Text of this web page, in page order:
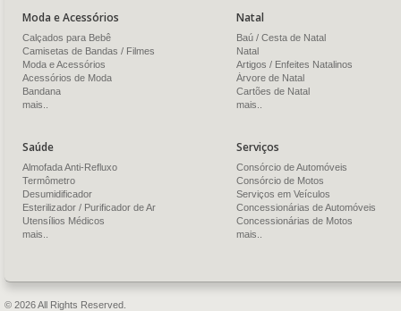
Moda e Acessórios
Calçados para Bebê
Camisetas de Bandas / Filmes
Moda e Acessórios
Acessórios de Moda
Bandana
mais..
Natal
Baú / Cesta de Natal
Natal
Artigos / Enfeites Natalinos
Árvore de Natal
Cartões de Natal
mais..
Saúde
Almofada Anti-Refluxo
Termômetro
Desumidificador
Esterilizador / Purificador de Ar
Utensílios Médicos
mais..
Serviços
Consórcio de Automóveis
Consórcio de Motos
Serviços em Veículos
Concessionárias de Automóveis
Concessionárias de Motos
mais..
© 2026 All Rights Reserved.